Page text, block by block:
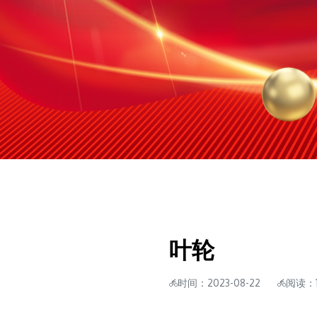
叶轮
时间：2023-08-22 阅读：